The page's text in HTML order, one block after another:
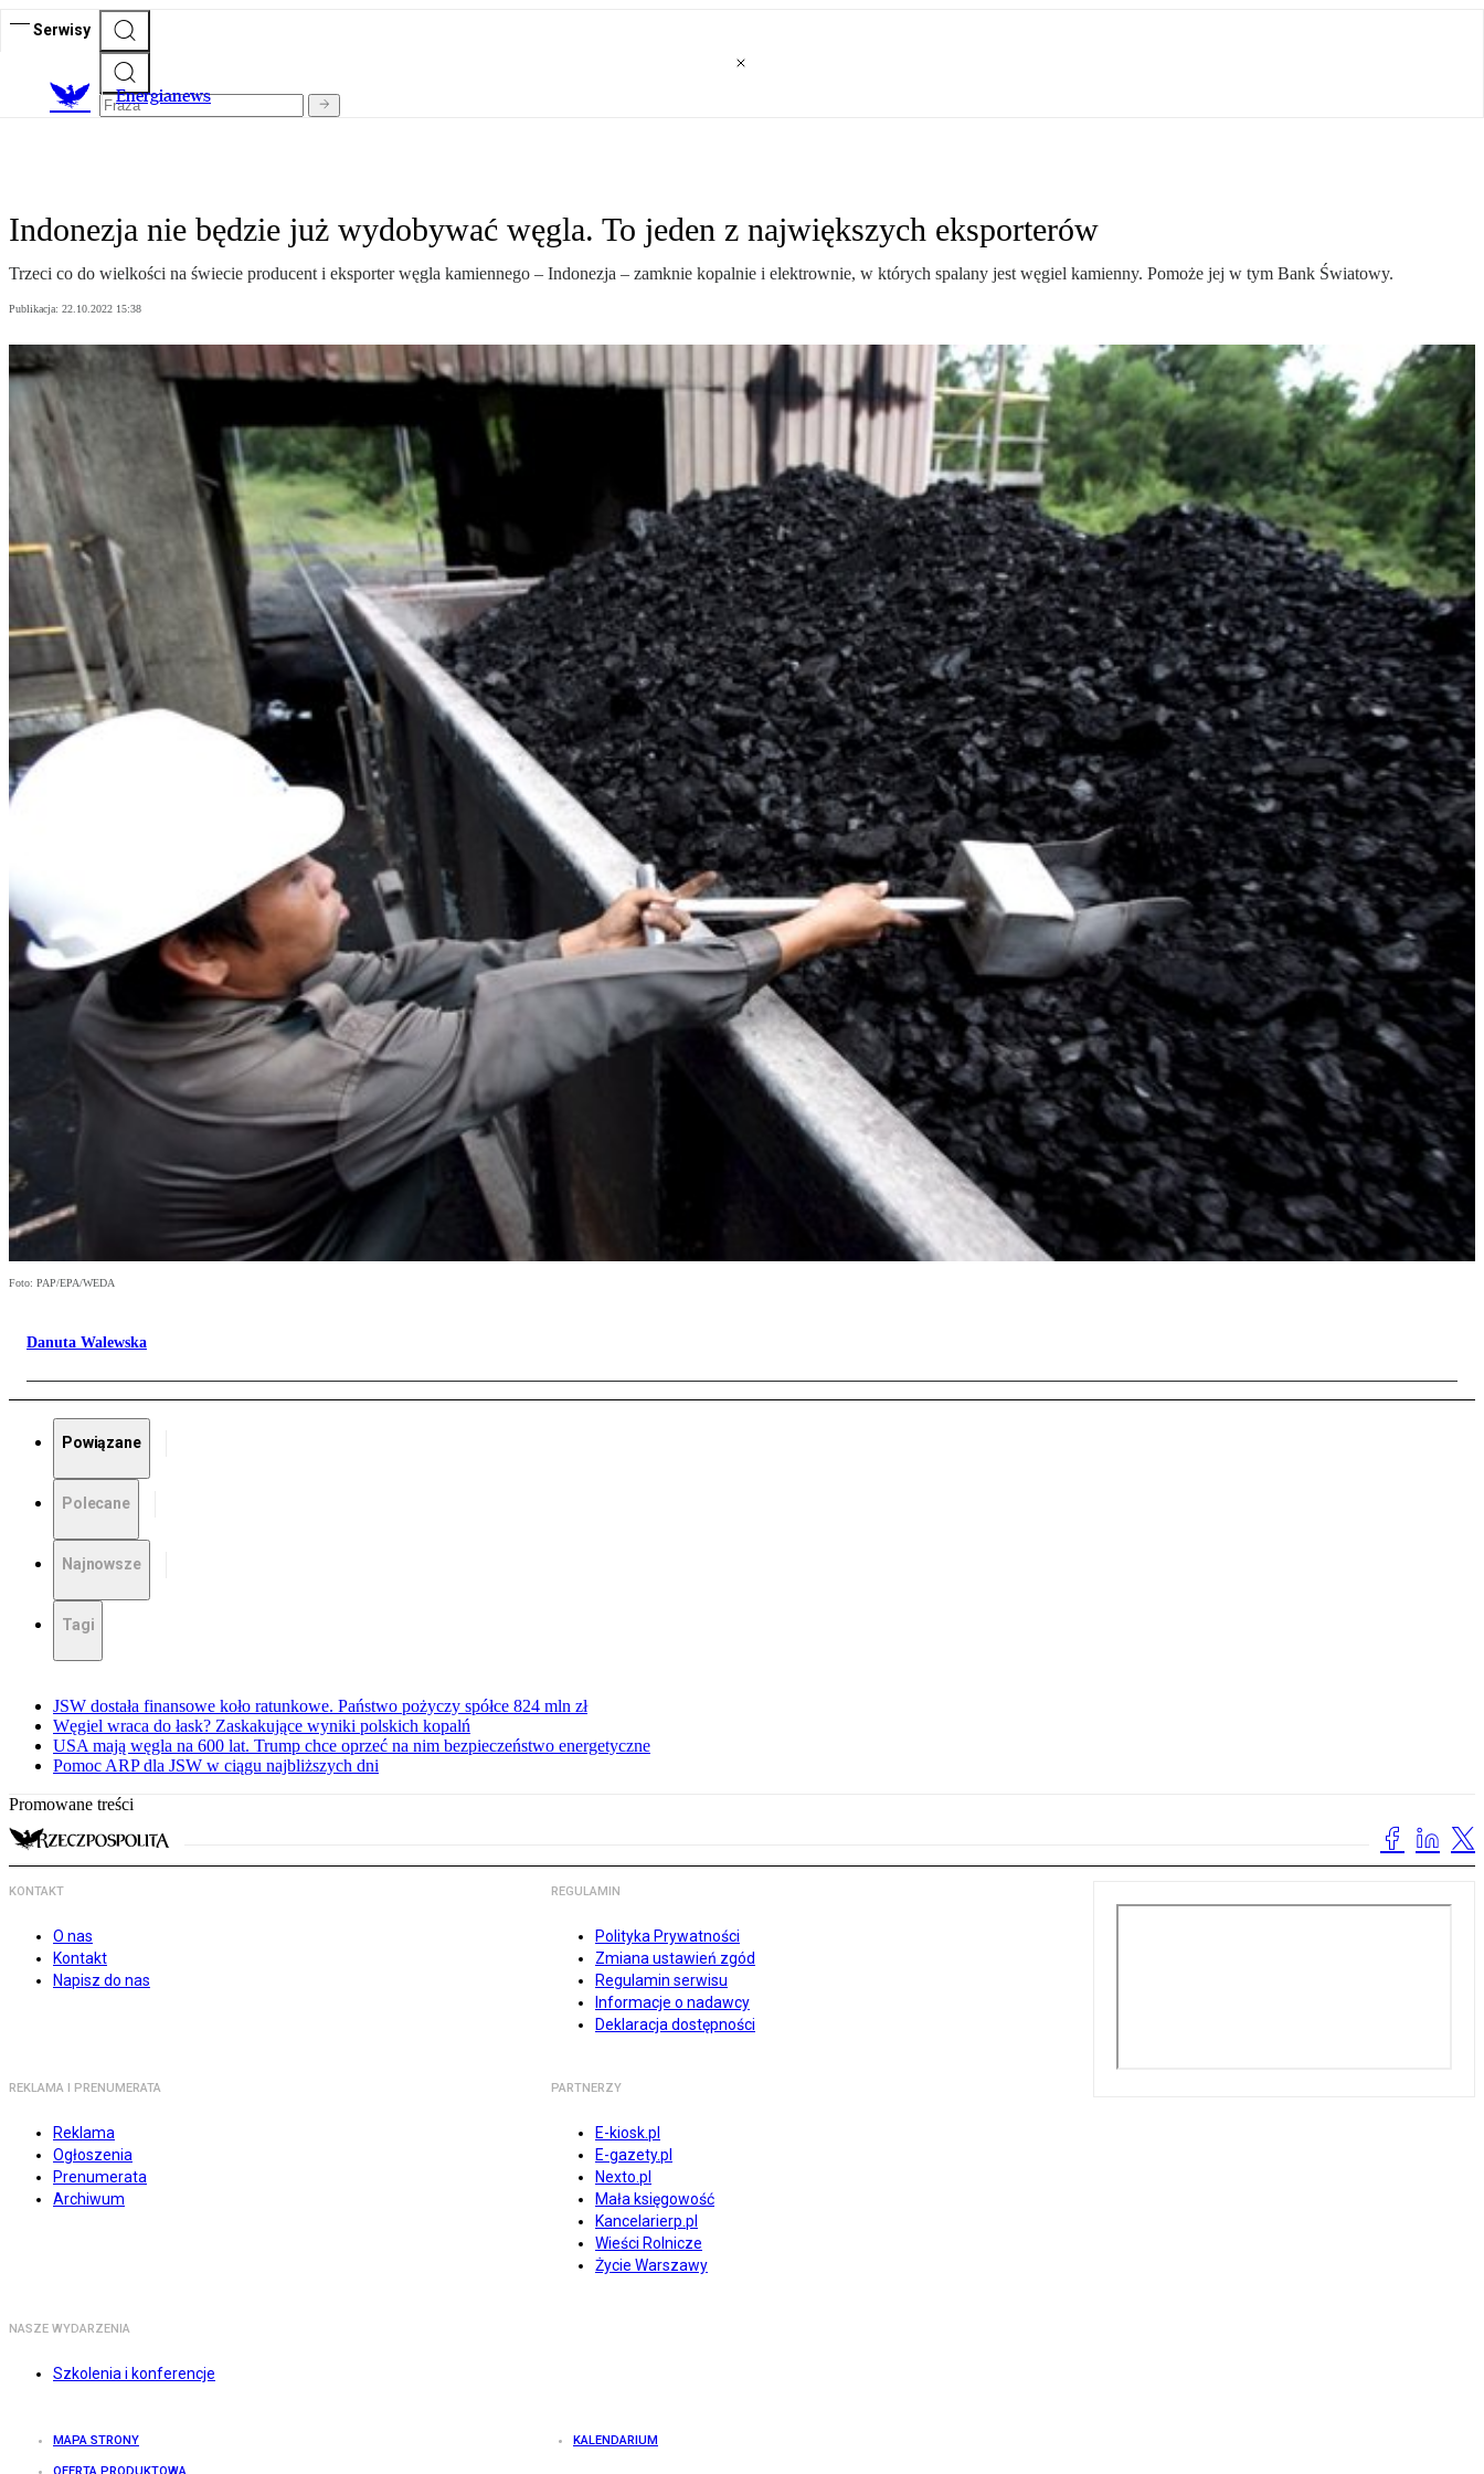
Serwisy
Energianews
Indonezja nie będzie już wydobywać węgla. To jeden z największych eksporterów
Trzeci co do wielkości na świecie producent i eksporter węgla kamiennego – Indonezja – zamknie kopalnie i elektrownie, w których spalany jest węgiel kamienny. Pomoże jej w tym Bank Światowy.
Publikacja: 22.10.2022 15:38
Foto: PAP/EPA/WEDA
Danuta Walewska
Powiązane
Polecane
Najnowsze
Tagi
JSW dostała finansowe koło ratunkowe. Państwo pożyczy spółce 824 mln zł
Węgiel wraca do łask? Zaskakujące wyniki polskich kopalń
USA mają węgla na 600 lat. Trump chce oprzeć na nim bezpieczeństwo energetyczne
Pomoc ARP dla JSW w ciągu najbliższych dni
Promowane treści
KONTAKT
O nas
Kontakt
Napisz do nas
REGULAMIN
Polityka Prywatności
Zmiana ustawień zgód
Regulamin serwisu
Informacje o nadawcy
Deklaracja dostępności
REKLAMA I PRENUMERATA
Reklama
Ogłoszenia
Prenumerata
Archiwum
PARTNERZY
E-kiosk.pl
E-gazety.pl
Nexto.pl
Mała księgowość
Kancelarierp.pl
Wieści Rolnicze
Życie Warszawy
NASZE WYDARZENIA
Szkolenia i konferencje
MAPA STRONY KALENDARIUM